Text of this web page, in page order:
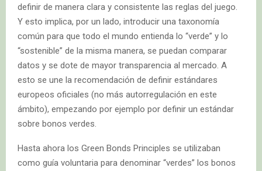
definir de manera clara y consistente las reglas del juego.
Y esto implica, por un lado, introducir una taxonomía
común para que todo el mundo entienda lo “verde” y lo
“sostenible” de la misma manera, se puedan comparar
datos y se dote de mayor transparencia al mercado. A
esto se une la recomendación de definir estándares
europeos oficiales (no más autorregulación en este
ámbito), empezando por ejemplo por definir un estándar
sobre bonos verdes.
Hasta ahora los Green Bonds Principles se utilizaban
como guía voluntaria para denominar “verdes” los bonos